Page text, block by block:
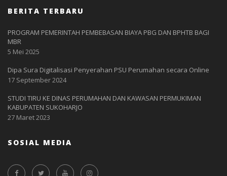
BERITA TERBARU
PROGRAM PEMERINTAH PEMBEBASAN BIAYA PBG DAN BPHTB BAGI
MBR
5 Mei 2025
Dipa Sura Digitalisasi Penyerahan PSU Perumahan secara Online
17 September 2024
STUDI TIRU KE DINAS PERUMAHAN DAN KAWASAN PERMUKIMAN
KABUPATEN SUKOHARJO
27 Maret 2023
SOSIAL MEDIA